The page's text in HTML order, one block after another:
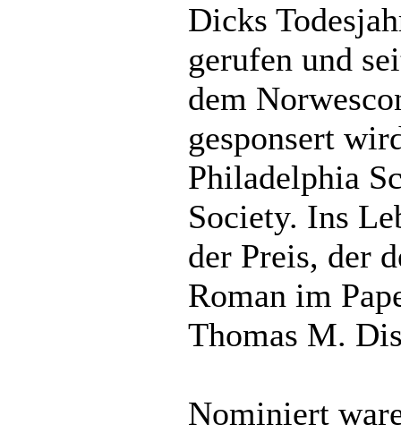
Dicks
gerufen und
dem
gesponsert
Philadelphia
Society. Ins
der Preis, der
Roman im
Thomas M.
Nominiert